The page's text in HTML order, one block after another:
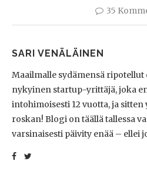
35
SARI VENÄLÄINEN
Maailmalle sydämensä
nykyinen startup-yrittäjä, joka
intohimoisesti 12 vuotta, ja
roskan! Blogi on täällä tallessa
varsinaisesti päivity enää – ellei